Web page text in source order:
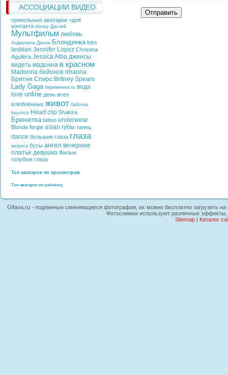
АССОЦИАЦИИ ВИДЕО
прикольные аватарки +для
контакта disney Дисней
Мультфильм любовь
Анджелина Джоли Блондинка kiss
lesbian Jennifer Lopez Christina
Aguilera Jessica Alba джинсы
видеть мадонна в красном
Madonna бейонсе rihanna
Бритни Спирс Britney Spears
Lady Gaga беременность вода
love online день всех
влюблённых живот бабочка
beyonce Heart clip Shakira
Брюнетка tattoo underwear
Blonde fergie asian губы танец
dance большие глаза глаза
актриса бусы ангел вечернее
платье девушка Фильм
голубые глаза
Топ аватарок по просмотрам
Топ аватарок по рейтингу
Отправить
Gifava.ru - подлинные сменяющиеся фотографии, их можно бесплатно загрузить
Фотоснимки используют различные эффекты,
Sitemap| Каталог